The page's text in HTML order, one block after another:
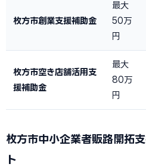
枚方市創業支援補助金
最大
50万
円
枚方市空き店舗活用支
援補助金
最大
80万
円
枚方市中小企業者販路開拓
ト